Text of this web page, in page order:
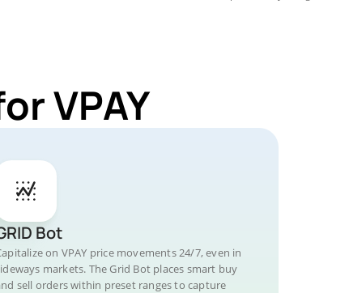
VPAY
Bot
on VPAY price movements 24/7, even in
markets. The Grid Bot places smart buy
sell orders within preset ranges to capture